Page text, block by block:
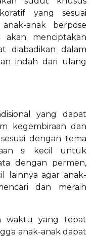
yang sesuai
anak berpose
menciptakan
diabadikan dalam
indah dari ulang
yang dapat
kegembiraan dan
dengan tema
si kecil untuk
dengan permen,
lainnya agar anak-
dan meraih
waktu yang tepat
anak-anak dapat